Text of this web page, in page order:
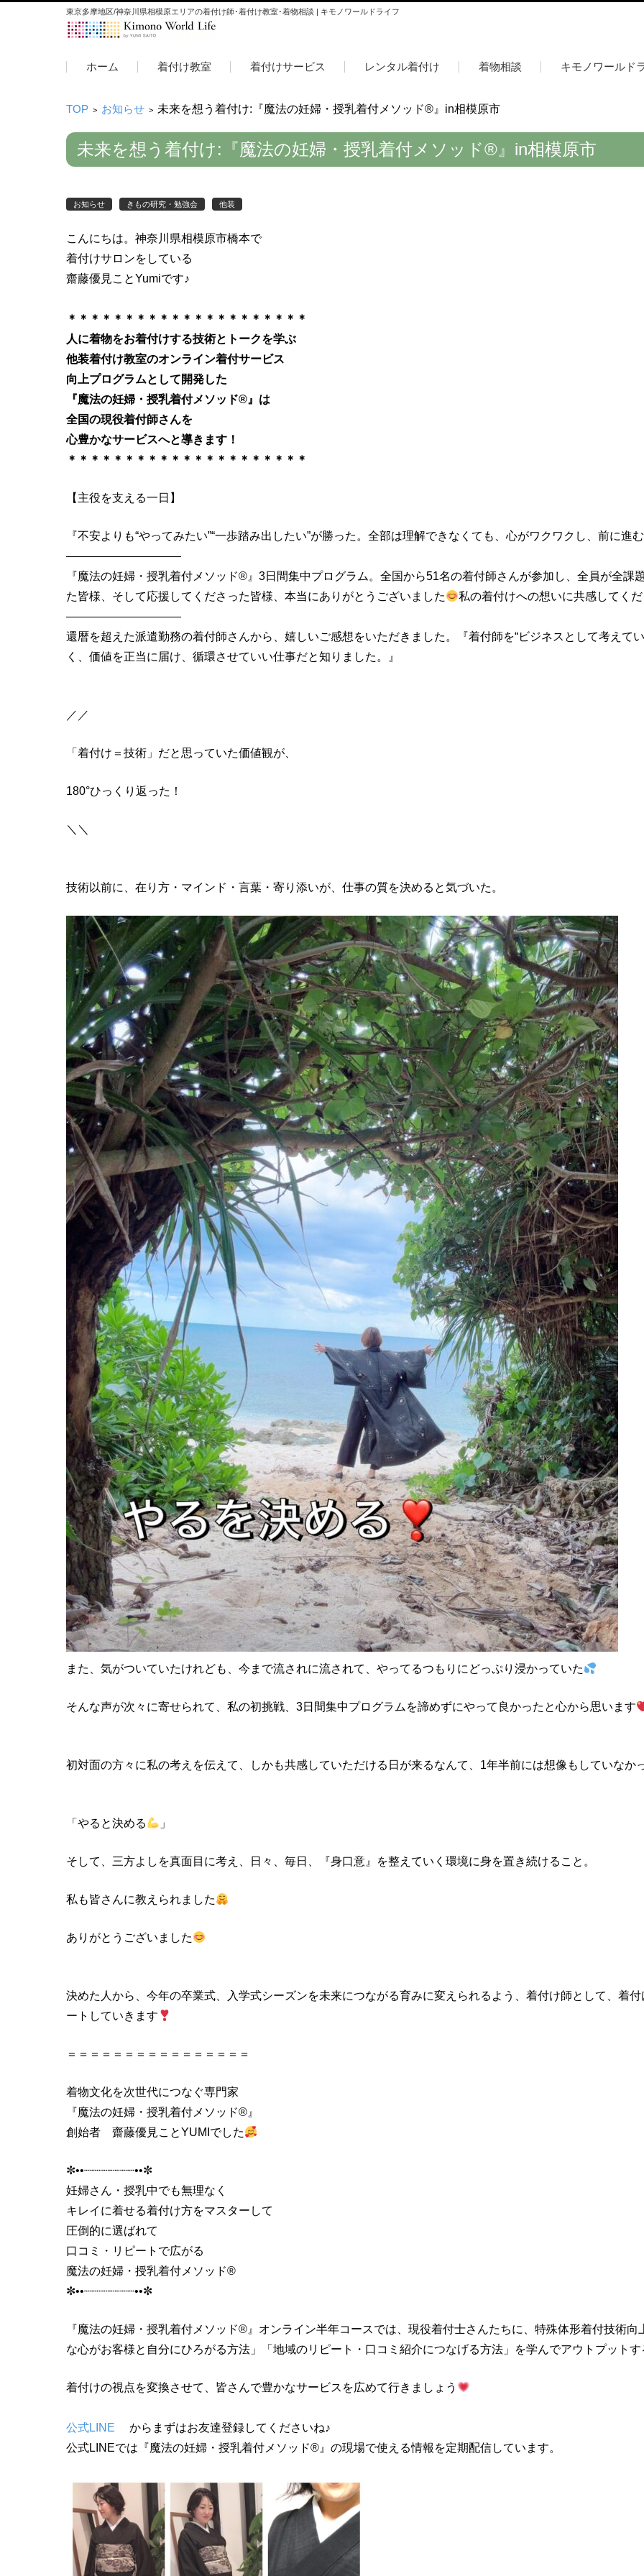
東京多摩地区/神奈川県相模原エリアの着付け師･着付け教室･着物相談 | キモノワールドライフ
ホーム
着付け教室 着付けサービス レンタル着付け 着物相談 キモノワールド
TOP > お知らせ > 未来を想う着付け:『魔法の妊婦・授乳着付メソッド®︎』in相模原市
未来を想う着付け:『魔法の妊婦・授乳着付メソッド®︎』in相模原市
お知らせ きもの研究・勉強会 他装
こんにちは。神奈川県相模原市橋本で
着付けサロンをしている
齋藤優見ことYumiです♪
＊＊＊＊＊＊＊＊＊＊＊＊＊＊＊＊＊＊＊＊＊
人に着物をお着付けする技術とトークを学ぶ
他装着付け教室のオンライン着付サービス
向上プログラムとして開発した
『魔法の妊婦・授乳着付メソッド®︎』は
全国の現役着付師さんを
心豊かなサービスへと導きます！
＊＊＊＊＊＊＊＊＊＊＊＊＊＊＊＊＊＊＊＊＊
【主役を支える一日】
『不安よりも“やってみたい”“一歩踏み出したい”が勝った。全部は理解できなくても、心がワクワクし、前に進
――――――――――
『魔法の妊婦・授乳着付メソッド®︎』3日間集中プログラム。全国から51名の着付師さんが参加し、全員が全課
た皆様、そして応援してくださった皆様、本当にありがとうございました
私の着付けへの想いに共感してく
――――――――――
還暦を超えた派遣勤務の着付師さんから、嬉しいご感想をいただきました。『着付師を“ビジネスとして考えて
く、価値を正当に届け、循環させていい仕事だと知りました。』
／／
「着付け＝技術」だと思っていた価値観が、
180°ひっくり返った！
＼＼
技術以前に、在り方・マインド・言葉・寄り添いが、仕事の質を決めると気づいた。
また、気がついていたけれども、今まで流されに流されて、やってるつもりにどっぷり浸かっていた
そんな声が次々に寄せられて、私の初挑戦、3日間集中プログラムを諦めずにやって良かったと心から思います
初対面の方々に私の考えを伝えて、しかも共感していただける日が来るなんて、1年半前には想像もしていなか
「やると決める 」
そして、三方よしを真面目に考え、日々、毎日、『身口意』を整えていく環境に身を置き続けること。
私も皆さんに教えられました
ありがとうございました
決めた人から、今年の卒業式、入学式シーズンを未来につながる育みに変えられるよう、着付け師として、着
ートしていきます
＝＝＝＝＝＝＝＝＝＝＝＝＝＝＝＝
着物文化を次世代につなぐ専門家
『魔法の妊婦・授乳着付メソッド®』
創始者 齋藤優見ことYUMIでした
✼••┈┈┈┈┈┈┈••✼
妊婦さん・授乳中でも無理なく
キレイに着せる着付け方をマスターして
圧倒的に選ばれて
口コミ・リピートで広がる
魔法の妊婦・授乳着付メソッド®︎
✼••┈┈┈┈┈┈┈••✼
『魔法の妊婦・授乳着付メソッド®︎』オンライン半年コースでは、現役着付士さんたちに、特殊体形着付技術
な心がお客様と自分にひろがる方法」「地域のリピート・口コミ紹介につなげる方法」を学んでアウトプット
着付けの視点を変換させて、皆さんで豊かなサービスを広めて行きましょう
公式LINE
からまずはお友達登録してくださいね♪
公式LINEでは『魔法の妊婦・授乳着付メソッド®︎』の現場で使える情報を定期配信しています。